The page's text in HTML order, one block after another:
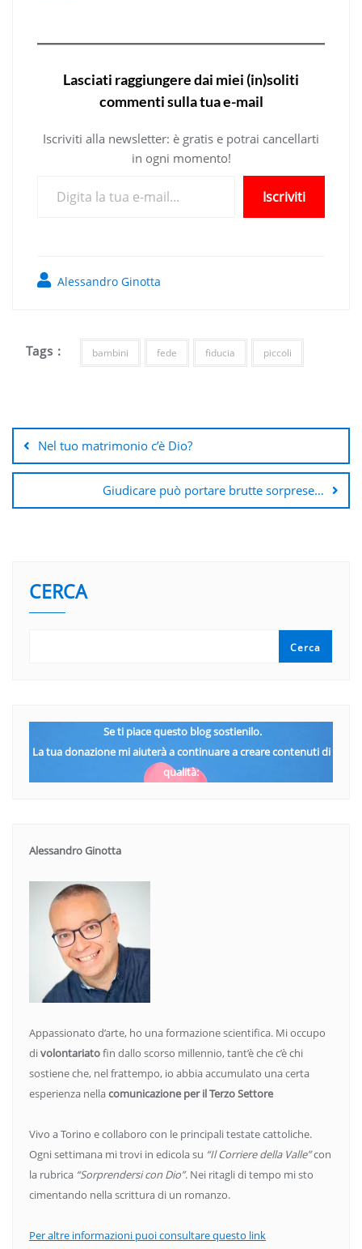
Lasciati raggiungere dai miei (in)soliti
commenti sulla tua e-mail
Iscriviti alla newsletter: è gratis e potrai cancellarti
in ogni momento!
Iscriviti
Alessandro Ginotta
Tags : bambini fede fiducia piccoli
articoli
Nel tuo matrimonio c’è Dio?
Giudicare può portare brutte sorprese…
CERCA
Cerca
Se ti piace questo blog sostienilo.
La tua donazione mi aiuterà a continuare a creare contenuti di
qualità:
Alessandro Ginotta
Appassionato d’arte, ho una formazione scientifica. Mi occupo
divolontariatofin dallo scorso millennio, tant’è che c’è chi
sostiene che, nel frattempo, io abbia accumulato una certa
esperienza nellacomunicazione per il Terzo Settore
Vivo a Torino e collaboro con le principali testate cattoliche.
Ogni settimana mi trovi in edicola su “Il Corriere della Valle”con
la rubrica “Sorprendersi con Dio”. Nei ritagli di tempo mi sto
cimentando nella scrittura di un romanzo.
Per altre informazioni puoi consultare questo link